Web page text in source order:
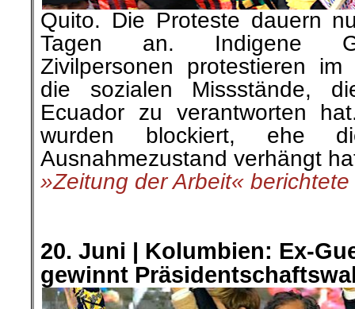
Quito. Die Proteste dauern
Tagen an. Indigene
Zivilpersonen protestieren
die sozialen Missstände,
Ecuador zu verantworten
wurden blockiert, ehe
Ausnahmezustand verhängt
»Zeitung der Arbeit« berichtete
20. Juni | Kolumbien: Ex-
gewinnt